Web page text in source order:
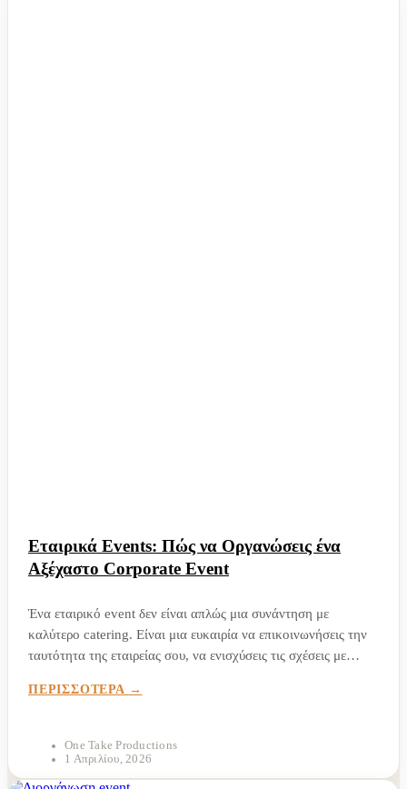
Εταιρικά Events: Πώς να Οργανώσεις ένα
Αξέχαστο Corporate Event
Ένα εταιρικό event δεν είναι απλώς μια συνάντηση με
καλύτερο catering. Είναι μια ευκαιρία να επικοινωνήσεις την
ταυτότητα της εταιρείας σου, να ενισχύσεις τις σχέσεις με
παραμένουν στη μνήμη πολύ μετά τη...
ΠΕΡΙΣΣΟΤΕΡΑ
One Take Productions
1 Απριλίου, 2026